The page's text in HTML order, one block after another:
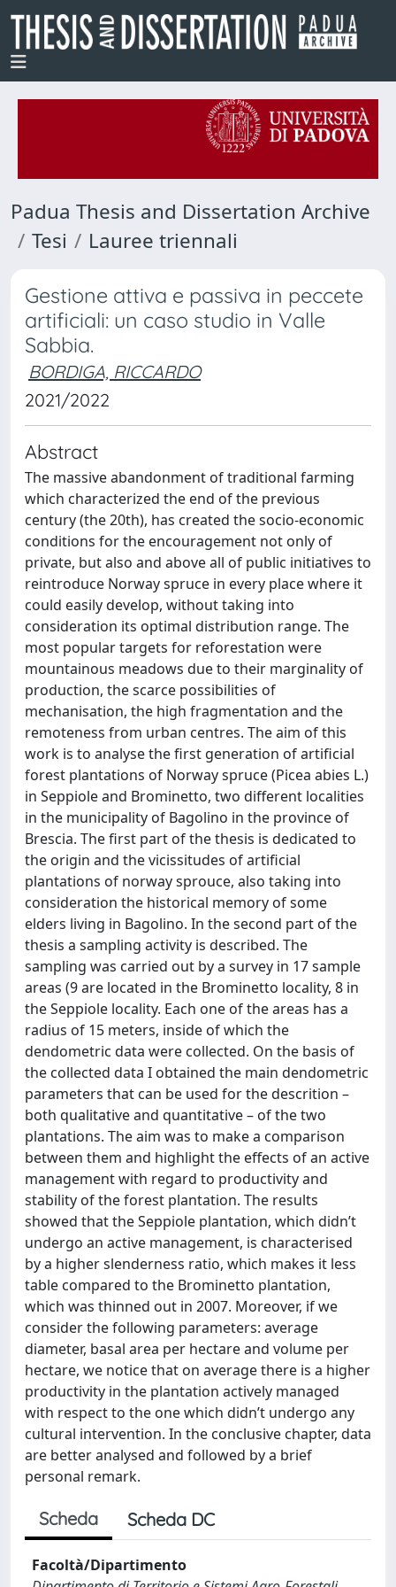
Padua Thesis and Dissertation Archive
Tesi
Lauree triennali
Gestione attiva e passiva in peccete
artificiali: un caso studio in Valle
Sabbia.
BORDIGA, RICCARDO
2021/2022
Abstract
The massive abandonment of traditional farming
which characterized the end of the previous
century (the 20th), has created the socio-economic
conditions for the encouragement not only of
private, but also and above all of public initiatives to
reintroduce Norway spruce in every place where it
could easily develop, without taking into
consideration its optimal distribution range. The
most popular targets for reforestation were
mountainous meadows due to their marginality of
production, the scarce possibilities of
mechanisation, the high fragmentation and the
remoteness from urban centres. The aim of this
work is to analyse the first generation of artificial
forest plantations of Norway spruce (Picea abies L.)
in Seppiole and Brominetto, two different localities
in the municipality of Bagolino in the province of
Brescia. The first part of the thesis is dedicated to
the origin and the vicissitudes of artificial
plantations of norway sprouce, also taking into
consideration the historical memory of some
elders living in Bagolino. In the second part of the
thesis a sampling activity is described. The
sampling was carried out by a survey in 17 sample
areas (9 are located in the Brominetto locality, 8 in
the Seppiole locality. Each one of the areas has a
radius of 15 meters, inside of which the
dendometric data were collected. On the basis of
the collected data I obtained the main dendometric
parameters that can be used for the descrition –
both qualitative and quantitative – of the two
plantations. The aim was to make a comparison
between them and highlight the effects of an active
management with regard to productivity and
stability of the forest plantation. The results
showed that the Seppiole plantation, which didn’t
undergo an active management, is characterised
by a higher slenderness ratio, which makes it less
table compared to the Brominetto plantation,
which was thinned out in 2007. Moreover, if we
consider the following parameters: average
diameter, basal area per hectare and volume per
hectare, we notice that on average there is a higher
productivity in the plantation actively managed
with respect to the one which didn’t undergo any
cultural intervention. In the conclusive chapter, data
are better analysed and followed by a brief
personal remark.
Scheda Scheda DC
Facoltà/Dipartimento